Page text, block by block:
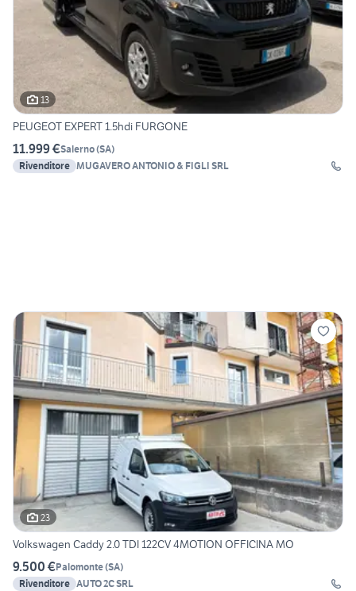
13
PEUGEOT EXPERT 1.5hdi FURGONE
11.999 €Salerno(SA)
Rivenditore MUGAVERO ANTONIO & FIGLI SRL
23
Volkswagen Caddy 2.0 TDI 122CV 4MOTION OFFICINA MO
9.500 €Palomonte(SA)
Rivenditore AUTO 2C SRL